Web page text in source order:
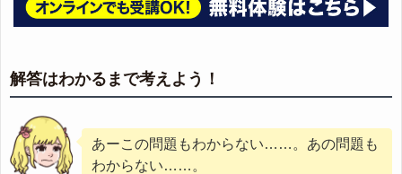
解答はわかるまで考えよう！
あーこの問題もわからない……。あの問題も
わからない……。